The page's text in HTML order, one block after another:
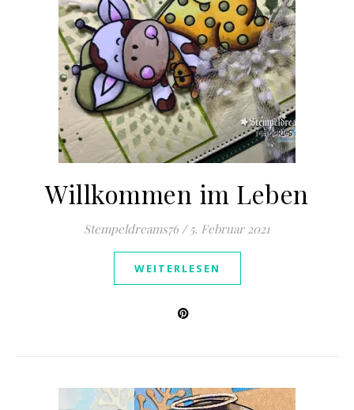
Willkommen im Leben
Stempeldreams76 / 5. Februar 2021
WEITERLESEN